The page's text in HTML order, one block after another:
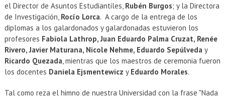
el Director de Asuntos Estudiantiles, Rubén Burgos; y la Directora
de Investigación, Rocío Lorca. A cargo de la entrega de los
diplomas a los galardonados y galardonadas estuvieron los
profesores Fabiola Lathrop, Juan Eduardo Palma Cruzat, Renée
Rivero, Javier Maturana, Nicole Nehme, Eduardo Sepúlveda y
Ricardo Quezada , mientras que los maestros de ceremonia fueron
los docentes Daniela Ejsmentewicz y Eduardo Morales.
Tal como reza el himno de nuestra Universidad con la frase "Nada